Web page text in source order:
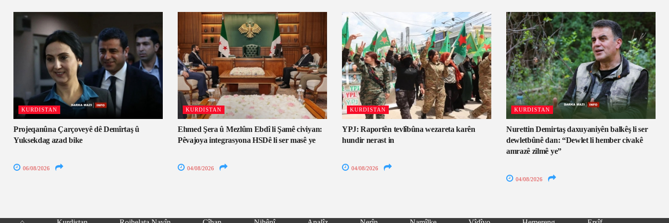
KURDISTAN
Projeqanûna Çarçoveyê dê Demîrtaş û
Yuksekdag azad bike
06/08/2026
KURDISTAN
Ehmed Şera û Mezlûm Ebdî li Şamê civiyan:
Pêvajoya integrasyona HSDê li ser masê ye
04/08/2026
KURDISTAN
YPJ: Raportên tevlîbûna wezareta karên
hundir nerast in
04/08/2026
KURDISTAN
Nurettin Demirtaş daxuyaniyên balkêş li ser
dewletbûnê dan: “Dewlet li hember civakê
amrazê zilmê ye”
04/08/2026